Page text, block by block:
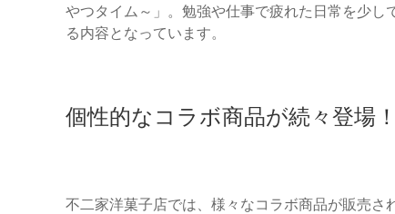
やつタイム～」。勉強や仕事で疲れた日常を少
る内容となっています。
個性的なコラボ商品が続々登場！
不二家洋菓子店では、様々なコラボ商品が販売